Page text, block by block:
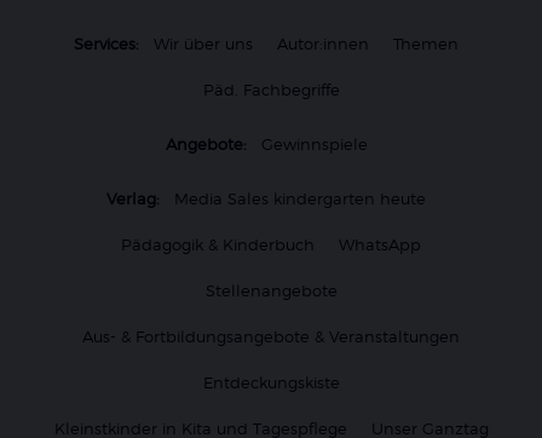
Services: Wir über uns Autor:innen Themen
Päd. Fachbegriffe
Angebote: Gewinnspiele
Verlag: Media Sales kindergarten heute
Pädagogik & Kinderbuch WhatsApp
Stellenangebote
Aus- & Fortbildungsangebote & Veranstaltungen
Entdeckungskiste
Kleinstkinder in Kita und Tagespflege Unser Ganztag